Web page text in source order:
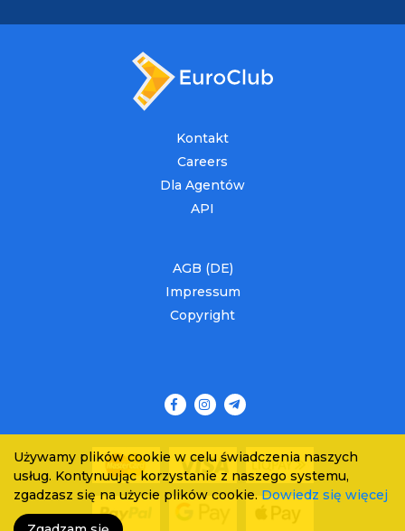
Kontakt
Careers
Dla Agentów
API
AGB (DE)
Impressum
Copyright
Używamy plików cookie w celu świadczenia naszych
usług. Kontynuując korzystanie z naszego systemu,
zgadzasz się na użycie plików cookie. Dowiedz się więcej